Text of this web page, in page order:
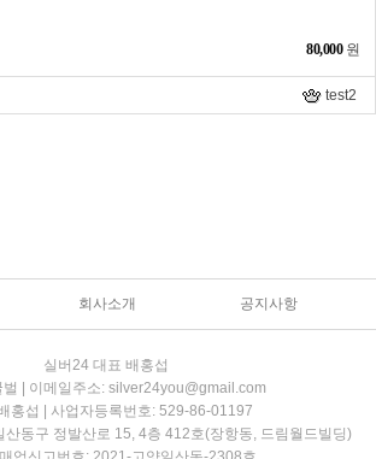
80,000 원
test2
회사소개 공지사항
실버24 대표 배홍섭
벌 | 이메일주소: silver24you@gmail.com
홍섭 | 사업자등록번호: 529-86-01197
산동구 정발산로 15, 4층 412호(장항동, 드림월드빌딩)